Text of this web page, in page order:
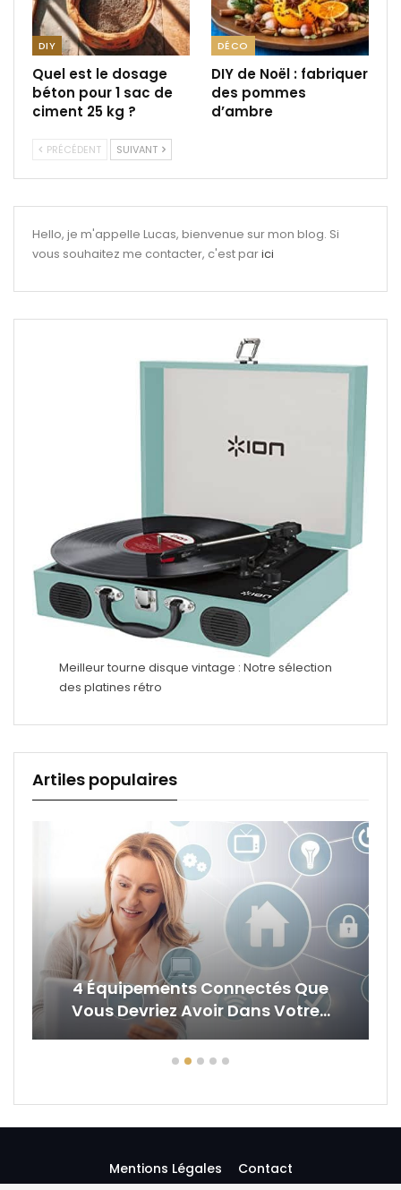
DIY
Quel est le dosage
béton pour 1 sac de
ciment 25 kg ?
DÉCO
DIY de Noël : fabriquer
des pommes
d’ambre
PRÉCÉDENT SUIVANT
Hello, je m'appelle Lucas, bienvenue sur mon blog. Si
vous souhaitez me contacter, c'est parici
Meilleur tourne disque vintage : Notre sélection
des platines rétro
Artiles populaires
4 Équipements Connectés Que
Vous Devriez Avoir Dans Votre…
Mentions Légales Contact